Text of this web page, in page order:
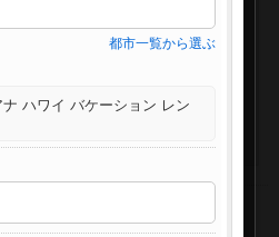
外ホテル検索
都市一覧から選ぶ
ハワイ バケーション レン